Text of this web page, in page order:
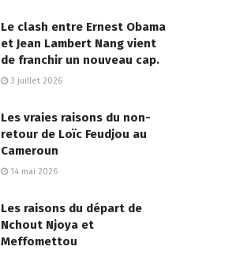
Le clash entre Ernest Obama
et Jean Lambert Nang vient
de franchir un nouveau cap.
3 juillet 2026
Les vraies raisons du non-
retour de Loïc Feudjou au
Cameroun
14 mai 2026
Les raisons du départ de
Nchout Njoya et
Meffomettou